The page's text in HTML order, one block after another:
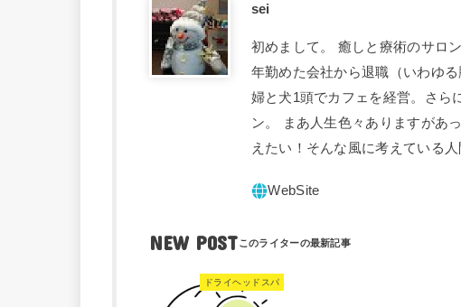
sei
初めまして。 癒しと療術のサロ
年勤めた会社から退職（いわゆ
婦と犬1頭でカフェを経営。さら
ン。 まあ人生色々ありますがあ
えたい！そんな風に考えている人
NEW POST
ドライヘッドスパ